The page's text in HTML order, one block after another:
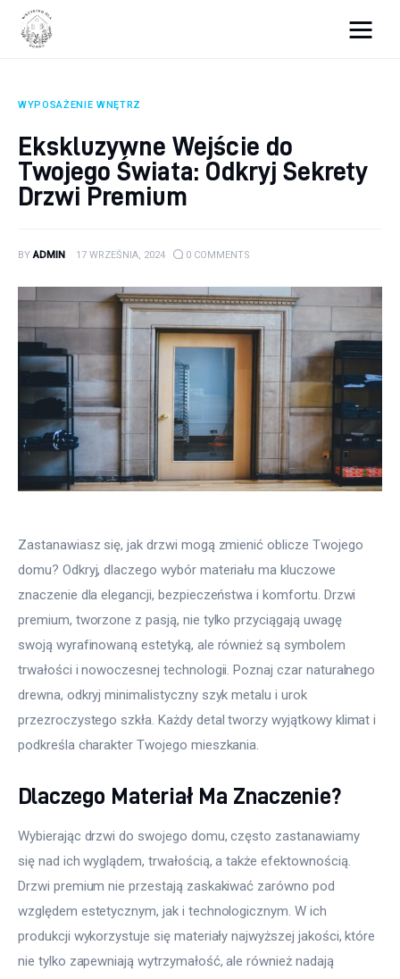
Remont
Porady budowlane
Ogród
WYPOSAŻENIE WNĘTRZ
Ekskluzywne Wejście do
Twojego Świata: Odkryj Sekrety
Drzwi Premium
BY ADMIN 17 WRZEŚNIA, 2024 0 COMMENTS
Zastanawiasz się, jak drzwi mogą zmienić oblicze Twojego
domu? Odkryj, dlaczego wybór materiału ma kluczowe
znaczenie dla elegancji, bezpieczeństwa i komfortu. Drzwi
premium, tworzone z pasją, nie tylko przyciągają uwagę
swoją wyrafinowaną estetyką, ale również są symbolem
trwałości i nowoczesnej technologii. Poznaj czar naturalnego
drewna, odkryj minimalistyczny szyk metalu i urok
przezroczystego szkła. Każdy detal tworzy wyjątkowy klimat i
podkreśla charakter Twojego mieszkania.
Dlaczego Materiał Ma Znaczenie?
Wybierając drzwi do swojego domu, często zastanawiamy
się nad ich wyglądem, trwałością, a także efektownością.
Drzwi premium nie przestają zaskakiwać zarówno pod
względem estetycznym, jak i technologicznym. W ich
produkcji wykorzystuje się materiały najwyższej jakości, które
nie tylko zapewniają wytrzymałość, ale również nadają